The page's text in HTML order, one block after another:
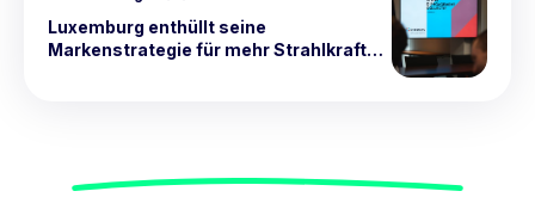
Luxemburg enthüllt seine
Markenstrategie für mehr Strahlkraft